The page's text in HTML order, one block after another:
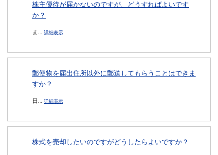
株主優待が届かないのですが、どうすればよいです
か？
ま... 詳細表示
郵便物を届出住所以外に郵送してもらうことはできま
すか？
日... 詳細表示
株式を売却したいのですがどうしたらよいですか？